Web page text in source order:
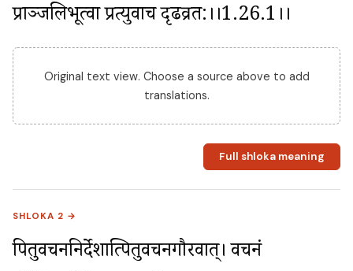
प्राञ्जलिर्भूत्वा प्रत्युवाच दृढव्रत:।।1.26.1।।
Original text view. Choose a source above to add
translations.
Full shloka meaning
SHLOKA 2 →
पितुर्वचननिर्देशात्पितुर्वचनगौरवात्। वचनं